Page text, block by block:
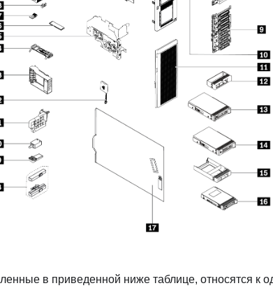
в приведенной ниже таблице, относятся к